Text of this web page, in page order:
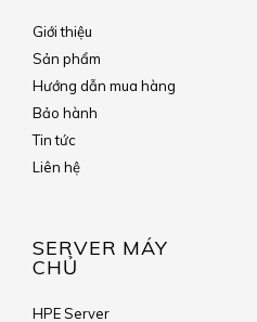
Giới thiệu
Sản phẩm
Hướng dẫn mua hàng
Bảo hành
Tin tức
Liên hệ
SERVER MÁY
CHỦ
HPE Server